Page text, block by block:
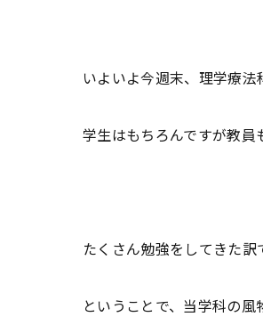
いよいよ今週末、理学療法
学生はもちろんですが教員
たくさん勉強をしてきた
ということで、当学科の